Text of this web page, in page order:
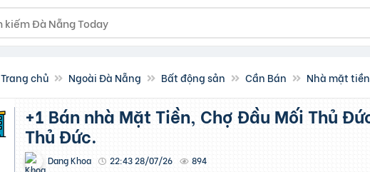
Trang chủ Ngoài Đà Nẵng Bất động sản Cần Bán Nhà mặt tiền
+1 Bán nhà Mặt Tiền, Chợ Đầu Mối Thủ Đức, Bình Chiểu,
Thủ Đức.
Dang Khoa 22:43 28/07/26 894